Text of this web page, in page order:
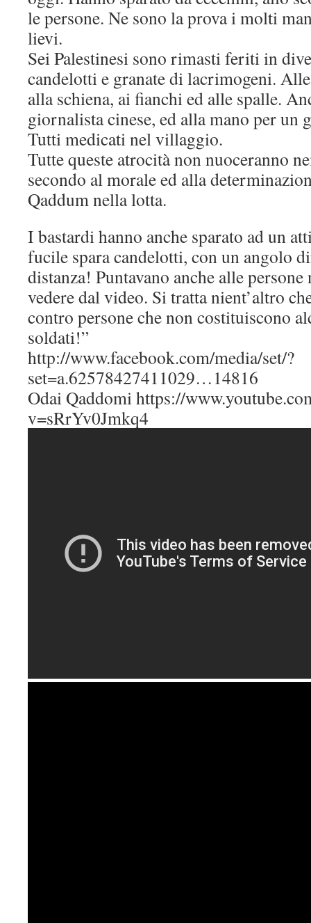
le persone. Ne sono la prova i molti
lievi.
Sei Palestinesi sono rimasti feriti in
candelotti e granate di lacrimogeni.
alla schiena, ai fianchi ed alle spalle.
giornalista cinese, ed alla mano per un
Tutti medicati nel villaggio.
Tutte queste atrocità non nuoceranno
secondo al morale ed alla
Qaddum nella lotta.
I bastardi hanno anche sparato ad un
fucile spara candelotti, con un angolo
distanza! Puntavano anche alle
vedere dal video. Si tratta nient’altro
contro persone che non costituiscono
soldati!”
http://www.facebook.com/media/set/?
set=a.62578427411029…14816
Odai Qaddomi https://
v=sRrYv0Jmkq4